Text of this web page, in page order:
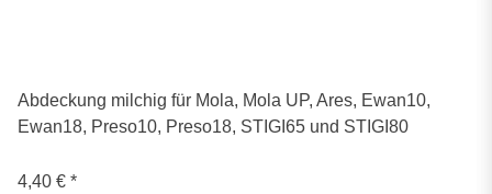
Abdeckung milchig für Mola, Mola UP, Ares, Ewan10,
Ewan18, Preso10, Preso18, STIGI65 und STIGI80
4,40 € *